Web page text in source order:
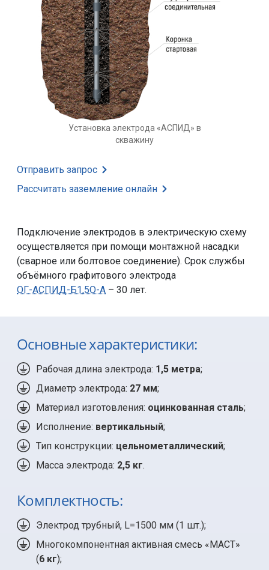
Установка электрода «АСПИД» в
скважину
Отправить запрос
Рассчитать заземление онлайн
Подключение электродов в электрическую схему
осуществляется при помощи монтажной насадки
(сварное или болтовое соединение). Срок службы
объёмного графитового электрода
ОГ-АСПИД-Б1,5О-А – 30 лет.
Основные характеристики:
Рабочая длина электрода: 1,5 метра;
Диаметр электрода: 27 мм;
Материал изготовления: оцинкованная сталь;
Исполнение: вертикальный;
Тип конструкции: цельнометаллический;
Масса электрода: 2,5 кг.
Комплектность:
Электрод трубный, L=1500 мм (1 шт.);
Многокомпонентная активная смесь «МАСТ»
(6 кг);